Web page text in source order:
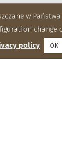
w
change
policy OK